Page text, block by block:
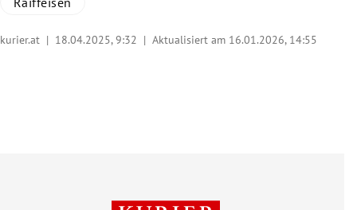
kurier.at | 18.04.2025, 9:32 | Aktualisiert am 16.01.2026, 14:55